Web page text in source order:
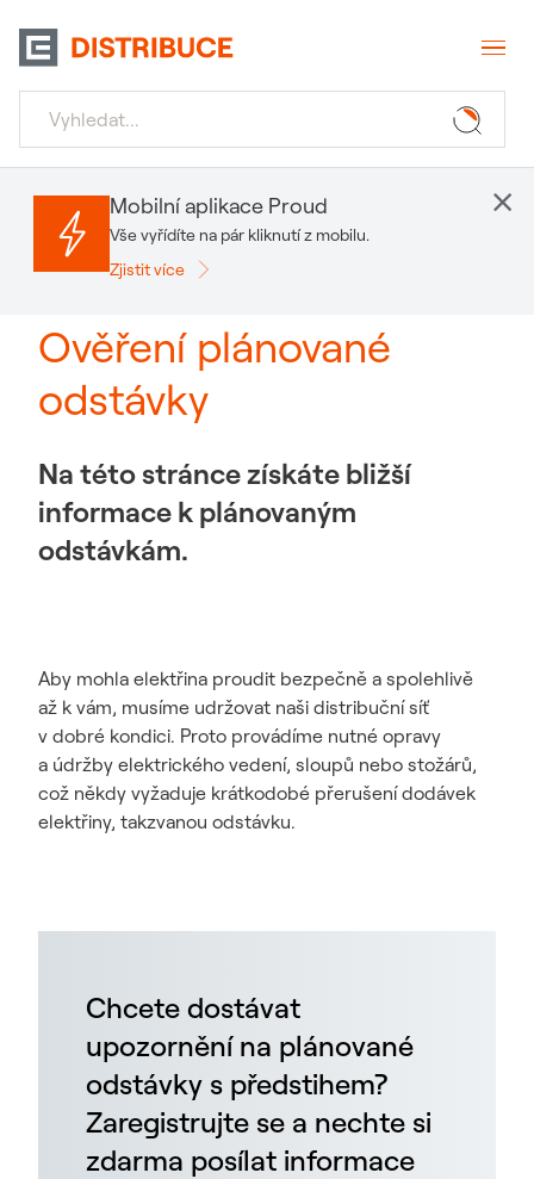
Ověření plánované
odstávky
Na této stránce získáte bližší
informace k plánovaným
odstávkám.
Aby mohla elektřina proudit bezpečně a spolehlivě
až k vám, musíme udržovat naši distribuční síť
v dobré kondici. Proto provádíme nutné opravy
a údržby elektrického vedení, sloupů nebo stožárů,
což někdy vyžaduje krátkodobé přerušení dodávek
elektřiny, takzvanou odstávku.
Mobilní aplikace Proud
Vše vyřídíte na pár kliknutí z mobilu.
Zjistit více
×
Chcete dostávat
upozornění na plánované
odstávky s předstihem?
Zaregistrujte se a nechte si
zdarma posílat informace